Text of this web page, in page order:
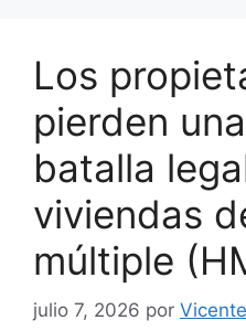
Los
pierden
batalla
viviendas
múltiple
julio 7, 2026 por